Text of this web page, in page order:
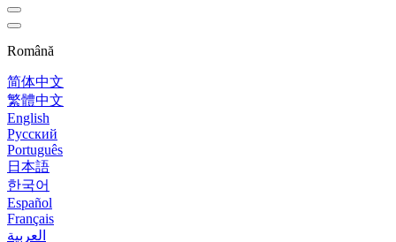
Română
简体中文
繁體中文
English
Русский
Português
日本語
한국어
Español
Français
العربية